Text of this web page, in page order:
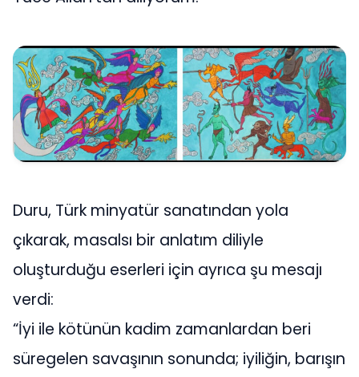
Duru, Türk minyatür sanatından yola
çıkarak, masalsı bir anlatım diliyle
oluşturduğu eserleri için ayrıca şu mesajı
verdi:
“İyi ile kötünün kadim zamanlardan beri
süregelen savaşının sonunda; iyiliğin, barışın